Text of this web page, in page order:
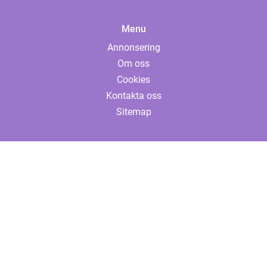
Menu
Annonsering
Om oss
Cookies
Kontakta oss
Sitemap